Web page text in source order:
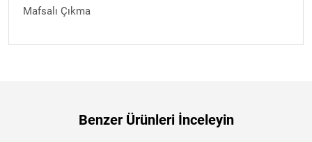
Mafsalı Çıkma
Benzer Ürünleri İnceleyin